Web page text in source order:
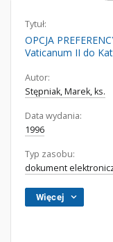
Tytuł:
OPCJA
Vaticanum II do
Autor:
Stępniak, Marek, ks.
Data wydania:
1996
Typ zasobu:
dokument
Więcej